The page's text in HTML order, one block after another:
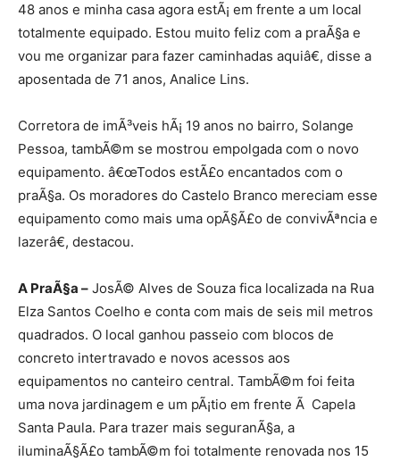
48 anos e minha casa agora estÃ¡ em frente a um local
totalmente equipado. Estou muito feliz com a praÃ§a e
vou me organizar para fazer caminhadas aquiâ€, disse a
aposentada de 71 anos, Analice Lins.
Corretora de imÃ³veis hÃ¡ 19 anos no bairro, Solange
Pessoa, tambÃ©m se mostrou empolgada com o novo
equipamento. â€œTodos estÃ£o encantados com o
praÃ§a. Os moradores do Castelo Branco mereciam esse
equipamento como mais uma opÃ§Ã£o de convivÃªncia e
lazerâ€, destacou.
A PraÃ§a – JosÃ© Alves de Souza fica localizada na Rua
Elza Santos Coelho e conta com mais de seis mil metros
quadrados. O local ganhou passeio com blocos de
concreto intertravado e novos acessos aos
equipamentos no canteiro central. TambÃ©m foi feita
uma nova jardinagem e um pÃ¡tio em frente Ã Capela
Santa Paula. Para trazer mais seguranÃ§a, a
iluminaÃ§Ã£o tambÃ©m foi totalmente renovada nos 15